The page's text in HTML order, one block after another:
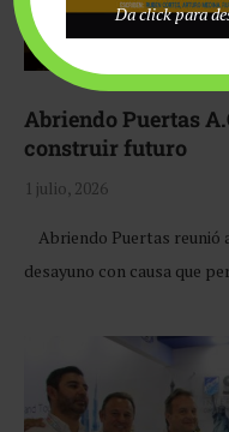
Abriendo Puertas
construir futuro
1 julio, 2026
Abriendo Puertas reunió
desayuno con causa que
Da click para